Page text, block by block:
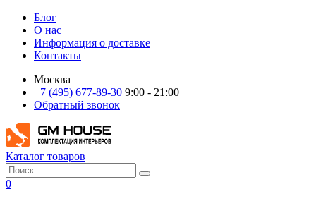
Блог
О нас
Информация о доставке
Контакты
Москва
+7 (495) 677-89-30 9:00 - 21:00
Обратный звонок
Каталог товаров
0